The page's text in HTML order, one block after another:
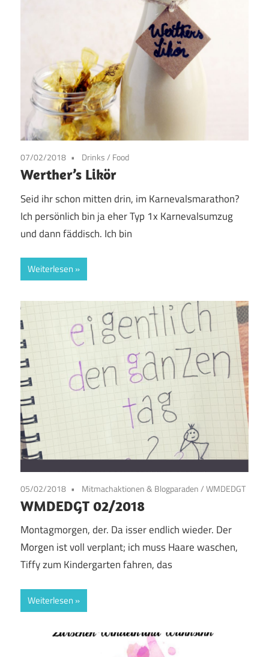
07/02/2018 Drinks/ Food
Werther’s Likör
Seid ihr schon mitten drin, im Karnevalsmarathon?
Ich persönlich bin ja eher Typ 1x Karnevalsumzug
und dann fäddisch. Ich bin
Weiterlesen
05/02/2018 Mitmachaktionen & Blogparaden/WMDEDGT
WMDEDGT 02/2018
Montagmorgen, der. Da isser endlich wieder. Der
Morgen ist voll verplant; ich muss Haare waschen,
Tiffy zum Kindergarten fahren, das
Weiterlesen